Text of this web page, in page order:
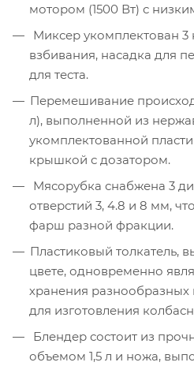
мотором (1500 Вт) с
Миксер укомплектован 3
взбивания, насадка для
для теста.
Перемешивание
л), выполненной из
укомплектованной
крышкой с дозатором.
Мясорубка снабжена 3
отверстий 3, 4.8 и 8 мм,
фарш разной фракции.
Пластиковый толкатель,
цвете, одновременно
хранения разнообразных
для изготовления
Блендер состоит из
объемом 1,5 л и ножа,